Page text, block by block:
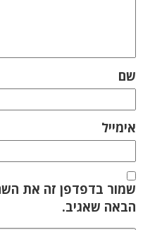
שם
אימייל
שמור בדפדפן זה את
הבאה שאגיב.